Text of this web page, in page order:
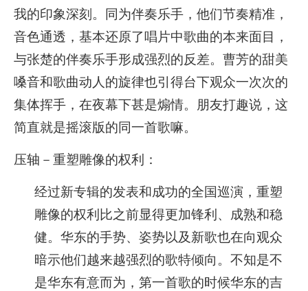
我的印象深刻。同为伴奏乐手，他们节奏精准，
音色通透，基本还原了唱片中歌曲的本来面目，
与张楚的伴奏乐手形成强烈的反差。曹芳的甜美
嗓音和歌曲动人的旋律也引得台下观众一次次的
集体挥手，在夜幕下甚是煽情。朋友打趣说，这
简直就是摇滚版的同一首歌嘛。
压轴－重塑雕像的权利：
经过新专辑的发表和成功的全国巡演，重塑
雕像的权利比之前显得更加锋利、成熟和稳
健。华东的手势、姿势以及新歌也在向观众
暗示他们越来越强烈的歌特倾向。不知是不
是华东有意而为，第一首歌的时候华东的吉